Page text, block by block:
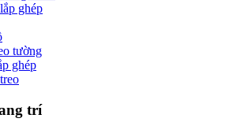
ghép
tường
ghép
trí